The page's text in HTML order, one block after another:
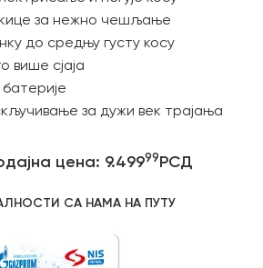
за нежно чешљање
до средњу густу косу
више сјаја
за дужи век трајања
цена: 9.49999РСД
СА НАМА НА ПУТУ